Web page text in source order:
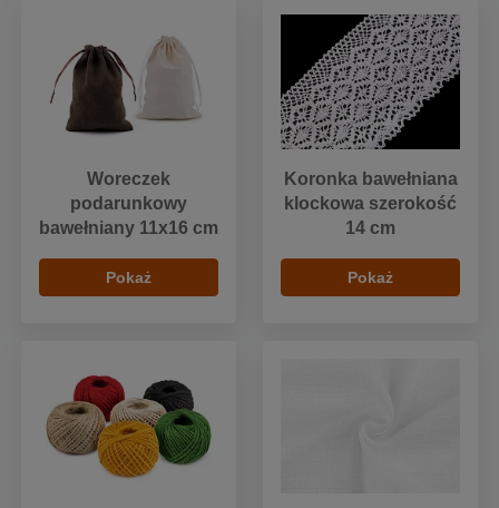
Woreczek
podarunkowy
bawełniany 11x16 cm
Pokaż
Koronka bawełniana
klockowa szerokość
14 cm
Pokaż